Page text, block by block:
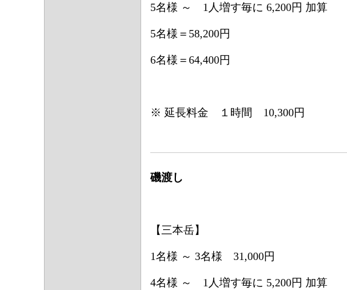
5名様 ～ 1人増す毎に 6,200円 加算
5名様＝58,200円
6名様＝64,400円
※ 延長料金 １時間 10,300円
磯渡し
​【三本岳】
1名様 ～ 3名様 31,000円
4名様 ～ 1人増す毎に 5,200円 加算